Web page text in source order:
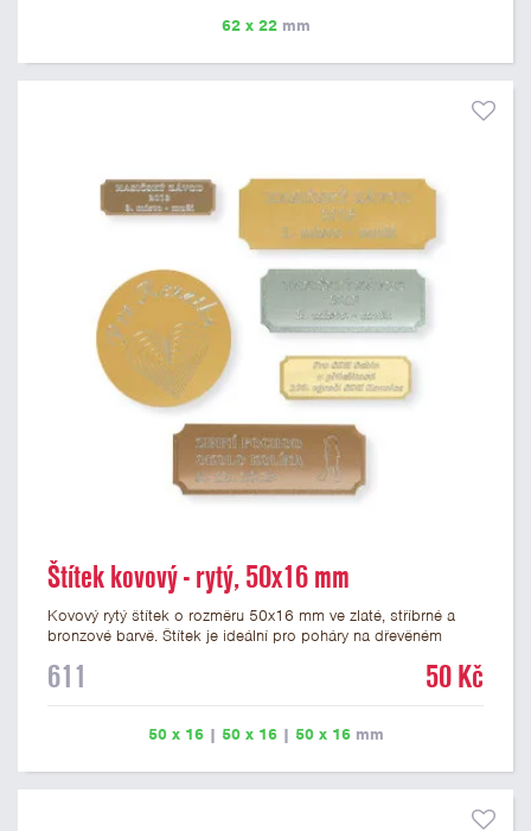
prvním kroku objednávky.62 x 22mm
Štítek kovový - rytý, 50x16 mm
Kovový rytý štítek o rozměru 50x16 mm ve zlaté, stříbrné a
bronzové barvě. Štítek je ideální pro poháry na dřevěném
nebo text. U textu doporučujeme maximálně 3 řádky, aby byla
možné přiložit v prvním kroku objednávky.
611 50 Kč
50 x 16| 50 x 16| 50 x 16mm